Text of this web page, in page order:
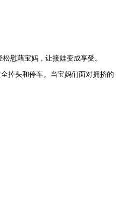
慰藉宝妈，让接娃变成享受。
掉头和停车。当宝妈们面对拥挤的